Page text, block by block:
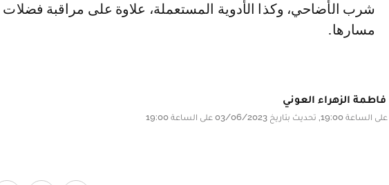
شرب الأضاحي، وكذا الأدوية المستعملة، علاوة على مراقبة فضلات
مسارها.
فاطمة الزهراء العوني